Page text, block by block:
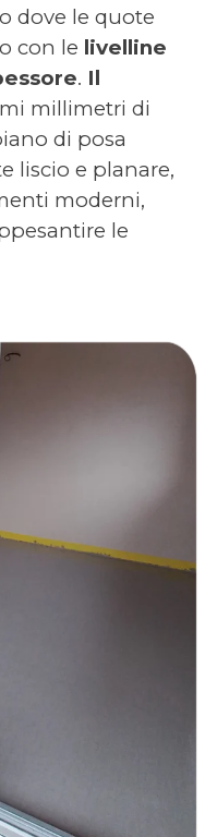
dove le quote
con le livelline
. Il
millimetri di
di posa
liscio e planare,
moderni,
le